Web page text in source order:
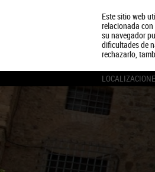
Este sitio web
relacionada
su navegador
dificultades de
rechazarlo,